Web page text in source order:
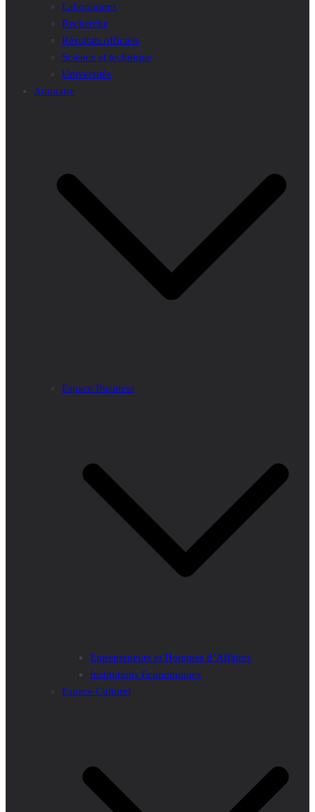
Laboratoires
Recherche
Résultats officiels
Science et technique
Universités
Annuaire
Espace Business
Entrepreneurs et Hommes d’Affaires
Institutions Economiques
Espace Culturel